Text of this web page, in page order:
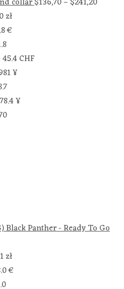
zł
€
45.4 CHF
¥
¥
Black Panther - Ready To Go
zł
€